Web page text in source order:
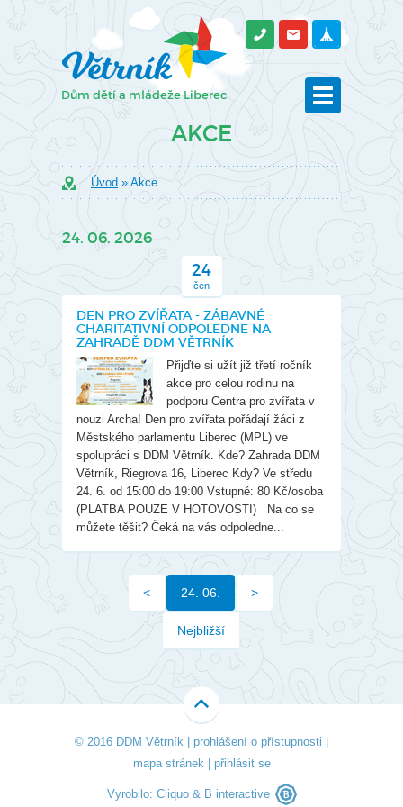
AKCE
Úvod » Akce
24. 06. 2026
24
čen
DEN PRO ZVÍŘATA - ZÁBAVNÉ
CHARITATIVNÍ ODPOLEDNE NA
ZAHRADĚ DDM VĚTRNÍK
Přijďte si užít již třetí ročník
akce pro celou rodinu na
podporu Centra pro zvířata v
nouzi Archa! Den pro zvířata pořádají žáci z
Městského parlamentu Liberec (MPL) ve
spolupráci s DDM Větrník. Kde? Zahrada DDM
Větrník, Riegrova 16, Liberec Kdy? Ve středu
24. 6. od 15:00 do 19:00 Vstupné: 80 Kč/osoba
(PLATBA POUZE V HOTOVOSTI) Na co se
můžete těšit? Čeká na vás odpoledne...
< 24. 06. >
Nejbližší
© 2016 DDM Větrník | prohlášení o přístupnosti
mapa stránek| přihlásit se
Vyrobilo: Cliquo& B interactive